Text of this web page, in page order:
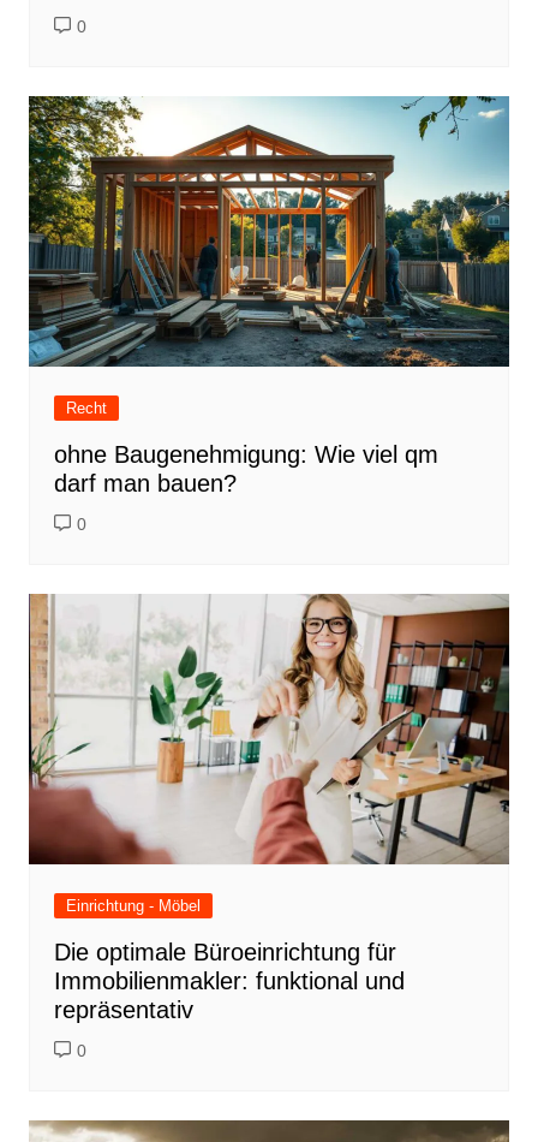
0
Recht
ohne Baugenehmigung: Wie viel qm
darf man bauen?
0
Einrichtung - Möbel
Die optimale Büroeinrichtung für
Immobilienmakler: funktional und
repräsentativ
0